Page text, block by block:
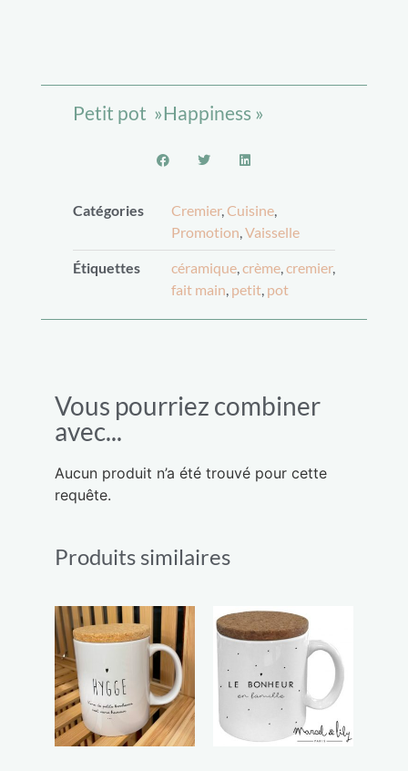
Petit pot »Happiness »
Catégories Cremier, Cuisine
Promotion Vaisselle
Étiquettes céramique crème cremier,
fait main petit pot
Vous pourriez combiner
avec...
Aucun produit n’a été trouvé pour cette
requête.
Produits similaires